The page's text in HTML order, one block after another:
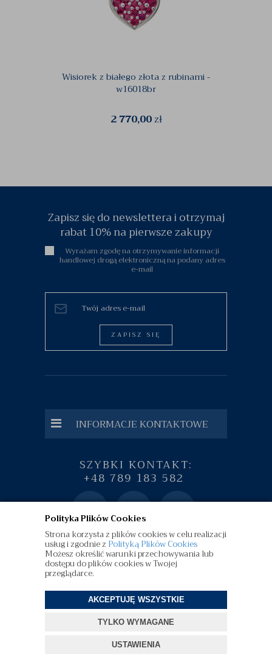
Polityka Plików Cookies
Strona korzysta z plików cookies w celu realizacji
usług i zgodnie z Polityką Plików Cookies
Możesz określić warunki przechowywania lub
dostępu do plików cookies w Twojej
przeglądarce.
AKCEPTUJĘ WSZYSTKIE
TYLKO WYMAGANE
USTAWIENIA
Wisiorek z białego złota z rubinami -
w16018br
2 770,00zł
Zapisz się do newslettera i otrzymaj
rabat 10% na pierwsze zakupy
Wyrażam zgodę na otrzymywanie informacji
handlowej drogą elektroniczną na podany adres
e-mail
ZAPISZ SIĘ
INFORMACJE KONTAKTOWE
SZYBKI KONTAKT:
+48 789 183 582
diamenty.pl | Wszelkie Prawa Zastrzeżone